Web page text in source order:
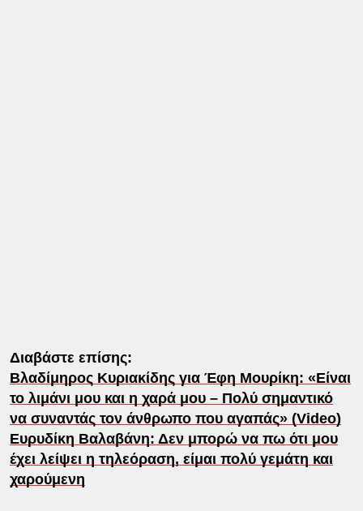
Διαβάστε επίσης:
Βλαδίμηρος Κυριακίδης για Έφη Μουρίκη: «Είναι
το λιμάνι μου και η χαρά μου – Πολύ σημαντικό
να συναντάς τον άνθρωπο που αγαπάς» (Video)
Ευρυδίκη Βαλαβάνη: Δεν μπορώ να πω ότι μου
έχει λείψει η τηλεόραση, είμαι πολύ γεμάτη και
χαρούμενη